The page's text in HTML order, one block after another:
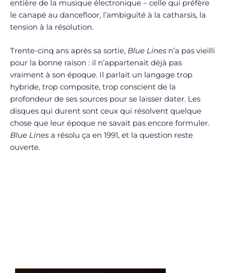
entière de la musique électronique – celle qui préfère
le canapé au dancefloor, l’ambiguïté à la catharsis, la
tension à la résolution.
Trente-cinq ans après sa sortie, Blue Lines n’a pas vieilli
pour la bonne raison : il n’appartenait déjà pas
vraiment à son époque. Il parlait un langage trop
hybride, trop composite, trop conscient de la
profondeur de ses sources pour se laisser dater. Les
disques qui durent sont ceux qui résolvent quelque
chose que leur époque ne savait pas encore formuler.
Blue Lines a résolu ça en 1991, et la question reste
ouverte.